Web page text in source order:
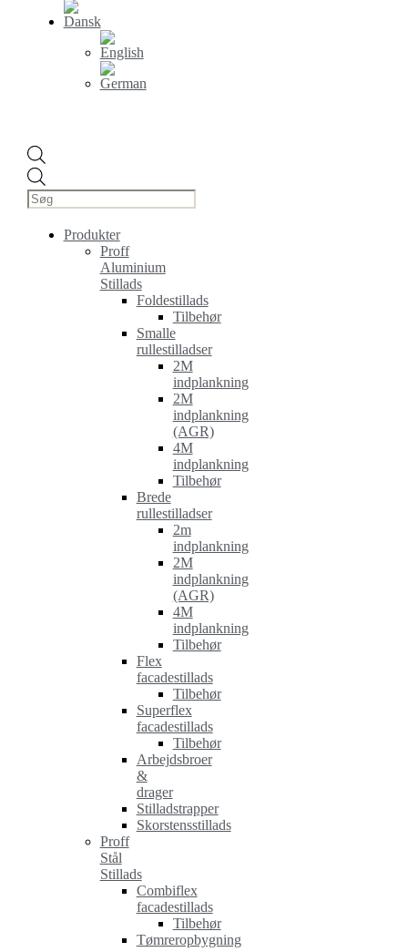
search
Produkter
Proff
Aluminium
Stillads
Foldestillads
Tilbehør
Smalle
rullestilladser
2M
indplankning
2M
indplankning
(AGR)
4M
indplankning
Tilbehør
Brede
rullestilladser
2m
indplankning
2M
indplankning
(AGR)
4M
indplankning
Tilbehør
Flex
facadestillads
Tilbehør
Superflex
facadestillads
Tilbehør
Arbejdsbroer
&
drager
Stilladstrapper
Skorstensstillads
Proff
Stål
Stillads
Combiflex
facadestillads
Tilbehør
Tømreropbygning